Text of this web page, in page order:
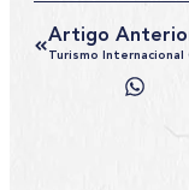
Artigo